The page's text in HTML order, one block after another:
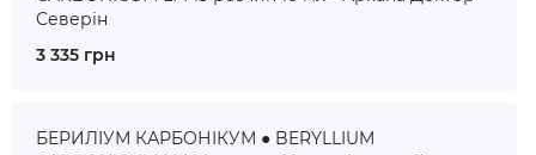
Северін
3 335 грн
БЕРИЛІУМ КАРБОНІКУМ ● BERYLLIUM